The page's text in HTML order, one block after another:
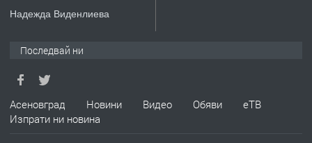
преди 2 години
Надежда Виденлиева
Последвай ни
Асеновград Новини Видео Обяви
еТВ
Изпрати ни новина